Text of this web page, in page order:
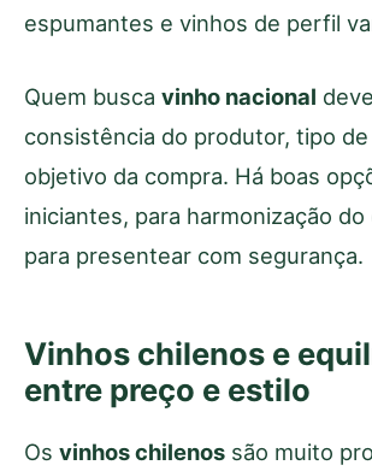
espumantes e vinhos de perfil
Quem busca vinho nacional
consistência do produtor, tipo de
objetivo da compra. Há boas
iniciantes, para harmonização do
para presentear com segurança.
Vinhos chilenos e
entre preço e estilo
Os vinhos chilenos são muito